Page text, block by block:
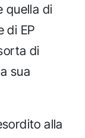
quella di
di EP
di
sua
alla